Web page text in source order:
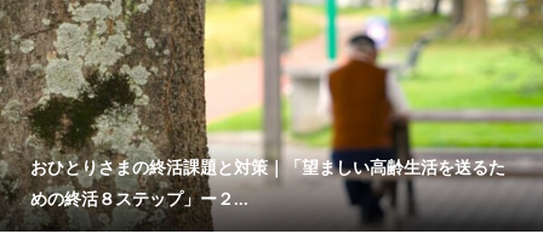
おひとりさまの終活課題と対策｜「望ましい高齢生活を送るた
めの終活８ステップ」ー２...